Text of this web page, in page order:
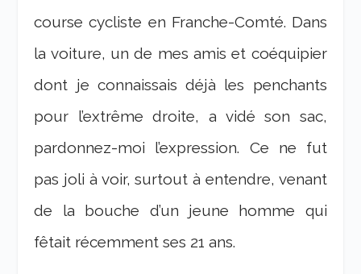
course cycliste en Franche-Comté. Dans
la voiture, un de mes amis et coéquipier
dont je connaissais déjà les penchants
pour l’extrême droite, a vidé son sac,
pardonnez-moi l’expression. Ce ne fut
pas joli à voir, surtout à entendre, venant
de la bouche d’un jeune homme qui
fêtait récemment ses 21 ans.